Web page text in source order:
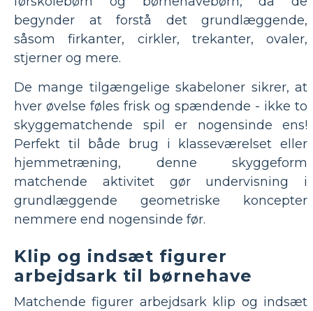
begynder at forstå det grundlæggende,
såsom firkanter, cirkler, trekanter, ovaler,
stjerner og mere.
De mange tilgængelige skabeloner sikrer, at
hver øvelse føles frisk og spændende - ikke to
skyggematchende spil er nogensinde ens!
Perfekt til både brug i klasseværelset eller
hjemmetræning, denne skyggeform
matchende aktivitet gør undervisning i
grundlæggende geometriske koncepter
nemmere end nogensinde før.
Klip og indsæt figurer
arbejdsark til børnehave
Matchende figurer arbejdsark klip og indsæt